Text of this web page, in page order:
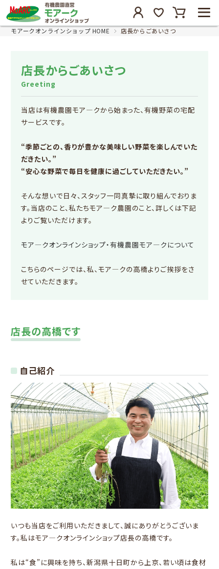
モアークオンラインショップ HOME 店長からごあいさつ
店長からごあいさつ
Greeting
当店は有機農園モア―クから始まった、有機野菜の宅配
サービスです。
“季節ごとの、香りが豊かな美味しい野菜を楽しんでいた
だきたい。”
“安心な野菜で毎日を健康に過ごしていただきたい。”
そんな想いで日々、スタッフ一同真摯に取り組んでおりま
す。当店のこと、私たちモア―ク農園のこと、詳しくは下記
よりご覧いただけます。
モア―クオンラインショップ・有機農園モア―クについて
こちらのページでは、私、モア―クの高橋よりご挨拶をさ
せていただきます。
店長の高橋です
自己紹介
いつも当店をご利用いただきまして、誠にありがとうございま
す。私はモア―クオンラインショップ店長の高橋です。
私は“食”に興味を持ち、新潟県十日町から上京、若い頃は食材